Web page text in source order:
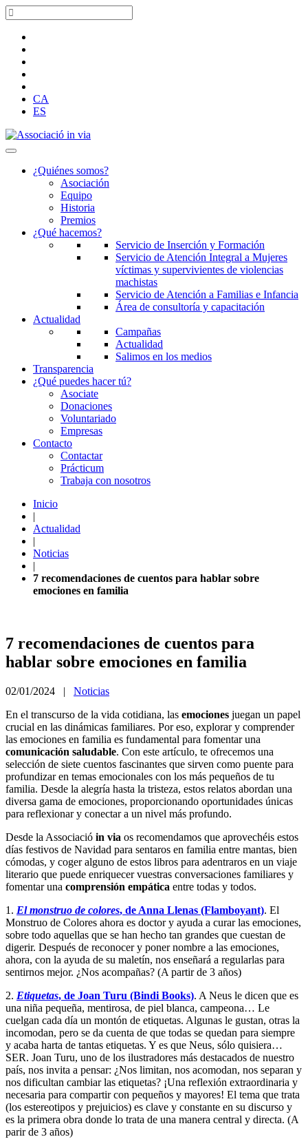
CA
ES
¿Quiénes somos?
Asociación
Equipo
Historia
Premios
¿Qué hacemos?
Servicio de Inserción y Formación
Servicio de Atención Integral a Mujeres
víctimas y supervivientes de violencias
machistas
Servicio de Atención a Familias e Infancia
Área de consultoría y capacitación
Actualidad
Campañas
Actualidad
Salimos en los medios
Transparencia
¿Qué puedes hacer tú?
Asociate
Donaciones
Voluntariado
Empresas
Contacto
Contactar
Prácticum
Trabaja con nosotros
Inicio
|
Actualidad
|
Noticias
|
7 recomendaciones de cuentos para hablar sobre
emociones en familia
7 recomendaciones de cuentos para
hablar sobre emociones en familia
02/01/2024 | Noticias
En el transcurso de la vida cotidiana, las emociones juegan un papel
crucial en las dinámicas familiares. Por eso, explorar y comprender
las emociones en familia es fundamental para fomentar una
comunicación saludable. Con este artículo, te ofrecemos una
selección de siete cuentos fascinantes que sirven como puente para
profundizar en temas emocionales con los más pequeños de tu
familia. Desde la alegría hasta la tristeza, estos relatos abordan una
diversa gama de emociones, proporcionando oportunidades únicas
para reflexionar y conectar a un nivel más profundo.
Desde la Associació in via os recomendamos que aprovechéis estos
días festivos de Navidad para sentaros en familia entre mantas, bien
cómodas, y coger alguno de estos libros para adentraros en un viaje
literario que puede enriquecer vuestras conversaciones familiares y
fomentar una comprensión empática entre todas y todos.
1. El monstruo de colores, de Anna Llenas (Flamboyant). El
Monstruo de Colores ahora es doctor y ayuda a curar las emociones,
sobre todo aquellas que se han hecho tan grandes que cuestan de
digerir. Después de reconocer y poner nombre a las emociones,
ahora, con la ayuda de su maletín, nos enseñará a regularlas para
sentirnos mejor. ¿Nos acompañas? (A partir de 3 años)
2. Etiquetas, de Joan Turu (Bindi Books). A Neus le dicen que es
una niña pequeña, mentirosa, de piel blanca, campeona… Le
cuelgan cada día un montón de etiquetas. Algunas le gustan, otras la
incomodan, pero se da cuenta de que todas se quedan para siempre
y acaba harta de tantas etiquetas. Y es que Neus, sólo quisiera…
SER. Joan Turu, uno de los ilustradores más destacados de nuestro
país, nos invita a pensar: ¿Nos limitan, nos acomodan, nos separan y
nos dificultan cambiar las etiquetas? ¡Una reflexión extraordinaria y
necesaria para compartir con pequeños y mayores! El tema que trata
(los estereotipos y prejuicios) es clave y constante en su discurso y
es la primera obra donde lo trata de una manera central y directa. (A
parir de 3 años)